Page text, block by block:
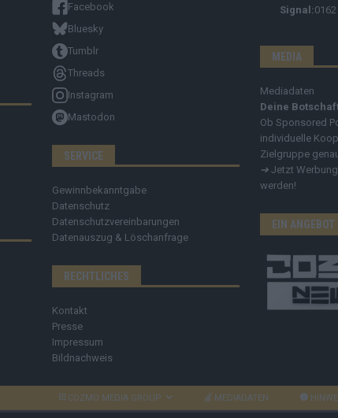
Facebook
Bluesky
Tumblr
Threads
Instagram
Mastodon
SERVICE
Gewinnbekanntgabe
Datenschutz
Datenschutzvereinbarungen
Datenauszug & Löschanfrage
RECHTLICHES
Kontakt
Presse
Impressum
Bildnachweis
Signal:
MEDIA
Mediadaten
Deine
Ob Sponsored
individuelle
Zielgruppe
➔ Jetzt
werden!
EIN
COZMO MEDIA GROUP MEDIADATEN